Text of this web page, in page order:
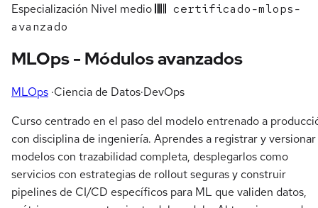
Especialización Nivel medio
certificado-mlops-
avanzado
MLOps - Módulos avanzados
MLOps ·Ciencia de Datos·DevOps
Curso centrado en el paso del modelo entrenado a
con disciplina de ingeniería. Aprendes a registrar y versionar
modelos con trazabilidad completa, desplegarlos como
servicios con estrategias de rollout seguras y construir
pipelines de CI/CD específicos para ML que validen datos,